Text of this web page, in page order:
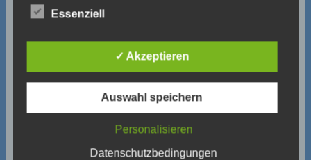
Im Jahre 2018 wurde unser Ballett durch fünf
Tänzer unterstützt.
Sicherheitslücken aufweisen, sodass ein absoluter
Schutz nicht gewährleistet werden kann. Aus
frei, personenbezogene Daten auch auf
alternativen Wegen, beispielsweise telefonisch, an
Begriffsbestimmungen
Die Datenschutzerklärung beruht auf den
Begrifflichkeiten, die durch den Europäischen
Essenziell
✓ Akzeptieren
Auswahl speichern
Personalisieren
Datenschutzbedingungen